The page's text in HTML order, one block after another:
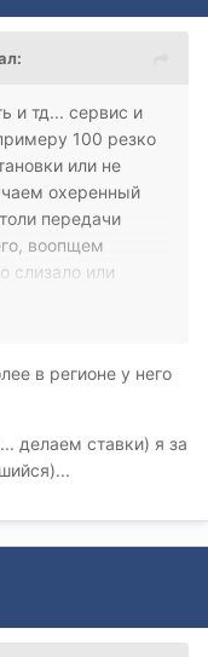
и тд... сервис и
100 резко
или не
охеренный
передачи
воопщем
слизало или
в регионе у него
делаем ставки) я за